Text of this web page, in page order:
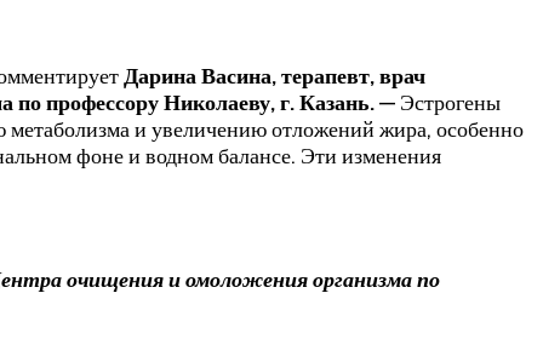
Дарина Васина, терапевт, врач
по профессору Николаеву, г. Казань.— Эстрогены
метаболизма и увеличению отложений жира, особенно
фоне и водном балансе. Эти изменения
очищения и омоложения организма по